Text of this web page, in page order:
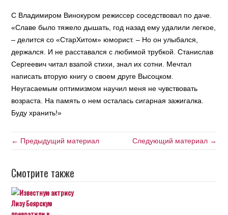
С Владимиром Винокуром режиссер соседствовал по даче.
«Славе было тяжело дышать, год назад ему удалили легкое,
– делится со «СтарХитом» юморист. – Но он улыбался,
держался. И не расставался с любимой трубкой. Станислав
Сергеевич читал взапой стихи, знал их сотни. Мечтал
написать вторую книгу о своем друге Высоцком.
Неугасаемым оптимизмом научил меня не чувствовать
возраста. На память о нем осталась сигарная зажигалка.
Буду хранить!»
← Предыдущий материал Следующий материал →
Смотрите также